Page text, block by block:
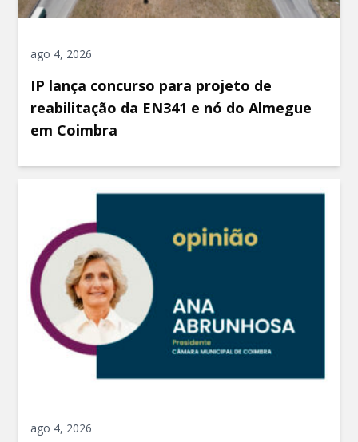
ago 4, 2026
IP lança concurso para projeto de
reabilitação da EN341 e nó do Almegue
em Coimbra
ago 4, 2026